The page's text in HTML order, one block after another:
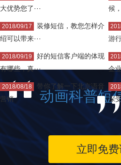
大优势您了···
2018/09/17
装修短信，教您怎样介
绍可以带来···
2018/09/19
好的短信客户端的体现
有哪些，真···
2018/08/18
带你了解一下北京语音
营销
候
游
企
深
动画科普短
立即免费